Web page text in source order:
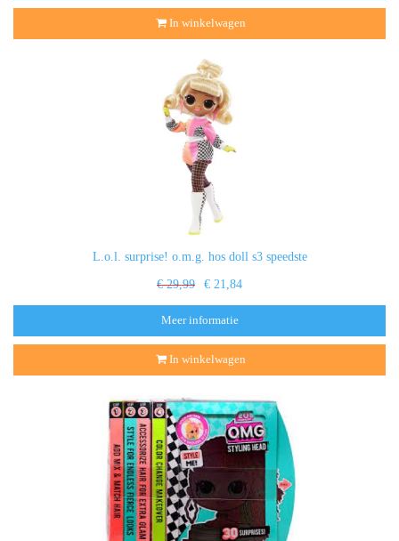
In winkelwagen
L.o.l. surprise! o.m.g. hos doll s3 speedste
€ 29,99 € 21,84
Meer informatie
In winkelwagen